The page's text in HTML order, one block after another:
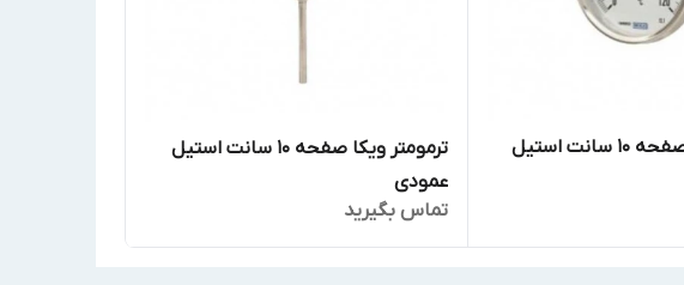
ترمومتر ویکا صفحه 10 سانت استیل
ترمومتر ویکا صفحه 10 سانت استیل
عمودی
تماس بگیرید